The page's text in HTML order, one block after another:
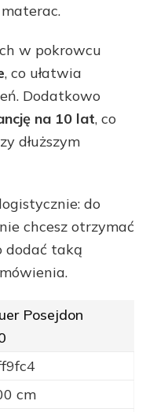
w pokrowcu
, co ułatwia
Dodatkowo
na 10 lat, co
dłuższym
do
chcesz otrzymać
dodać taką
Posejdon
cm